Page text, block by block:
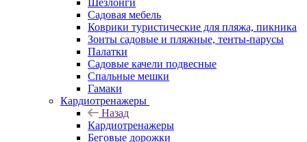
Шезлонги
Садовая мебель
Коврики туристические для пляжа, пикника
Зонты садовые и пляжные, тенты-парусы
Палатки
Садовые качели подвесные
Спальные мешки
Гамаки
Кардиотренажеры
Назад
Кардиотренажеры
Беговые дорожки